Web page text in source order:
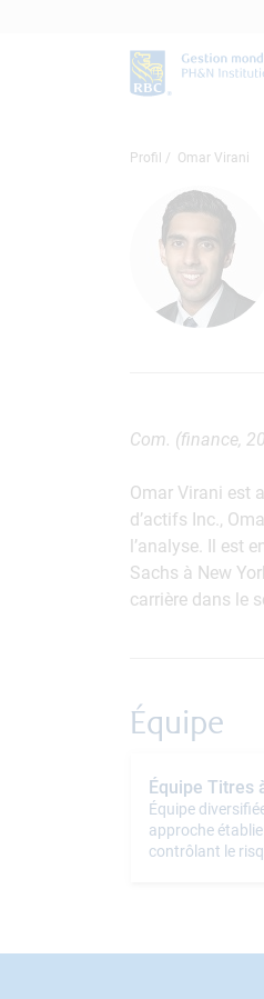
Profil Omar Virani
Com. (finance,
Omar Virani est
d’actifs Inc.,
l’analyse. Il est
Sachs à New
carrière dans le
Équipe
Équipe Titres
Équipe
approche
contrôlant le